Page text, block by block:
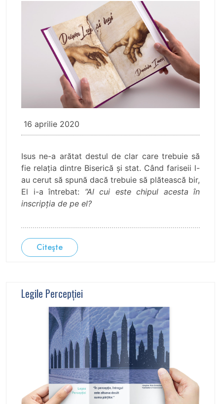
16 aprilie 2020
Isus ne-a arătat destul de clar care trebuie să
fie relația dintre Biserică și stat. Când fariseii l-
au cerut să spună dacă trebuie să plătească bir,
El i-a întrebat: ”Al cui este chipul acesta în
inscripția de pe el?
Citeşte
Legile Percepţiei